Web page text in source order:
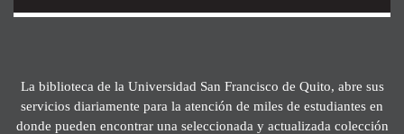
La biblioteca de la Universidad San Francisco de Quito, abre sus
servicios diariamente para la atención de miles de estudiantes en
donde pueden encontrar una seleccionada y actualizada colección